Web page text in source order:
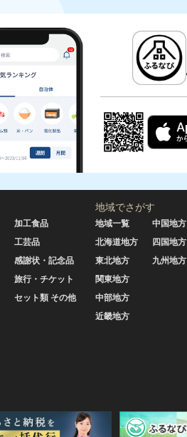
加工食品
工芸品
感謝状・記念品
旅行・チケット
セット類 その他
地域でさがす
地域一覧
北海道地方
東北地方
関東地方
中部地方
近畿地方
中国地方
四国地方
九州地方